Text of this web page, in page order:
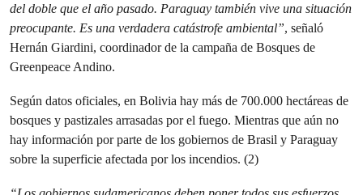
del doble que el año pasado. Paraguay también vive una situación
preocupante. Es una verdadera catástrofe ambiental”, señaló
Hernán Giardini, coordinador de la campaña de Bosques de
Greenpeace Andino.
Según datos oficiales, en Bolivia hay más de 700.000 hectáreas de
bosques y pastizales arrasadas por el fuego. Mientras que aún no
hay información por parte de los gobiernos de Brasil y Paraguay
sobre la superficie afectada por los incendios. (2)